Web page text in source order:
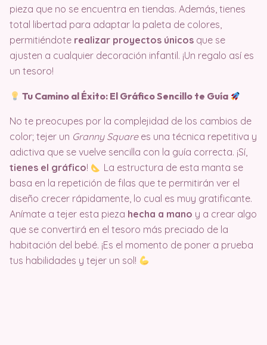
pieza que no se encuentra en tiendas. Además, tienes
total libertad para adaptar la paleta de colores,
permitiéndote realizar proyectos únicos que se
ajusten a cualquier decoración infantil. ¡Un regalo así es
un tesoro!
Tu Camino al Éxito: El Gráfico Sencillo te Guía
No te preocupes por la complejidad de los cambios de
color; tejer un Granny Squarees una técnica repetitiva y
adictiva que se vuelve sencilla con la guía correcta. ¡Sí,
tienes el gráfico!
La estructura de esta manta se
basa en la repetición de filas que te permitirán ver el
diseño crecer rápidamente, lo cual es muy gratificante.
Anímate a tejer esta pieza hecha a mano y a crear algo
que se convertirá en el tesoro más preciado de la
habitación del bebé. ¡Es el momento de poner a prueba
tus habilidades y tejer un sol!